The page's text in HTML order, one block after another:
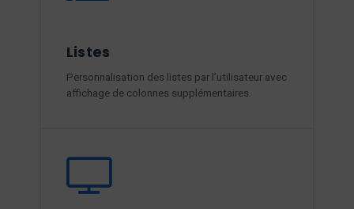
Listes
Personnalisation des listes par l’utilisateur avec
affichage de colonnes supplémentaires.